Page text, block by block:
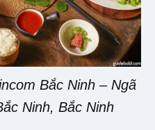
Bắc Ninh – Ngã
Ninh, Bắc Ninh